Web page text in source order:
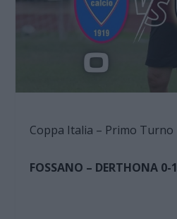
Coppa Italia – Primo Turno
FOSSANO – DERTHONA 0-1